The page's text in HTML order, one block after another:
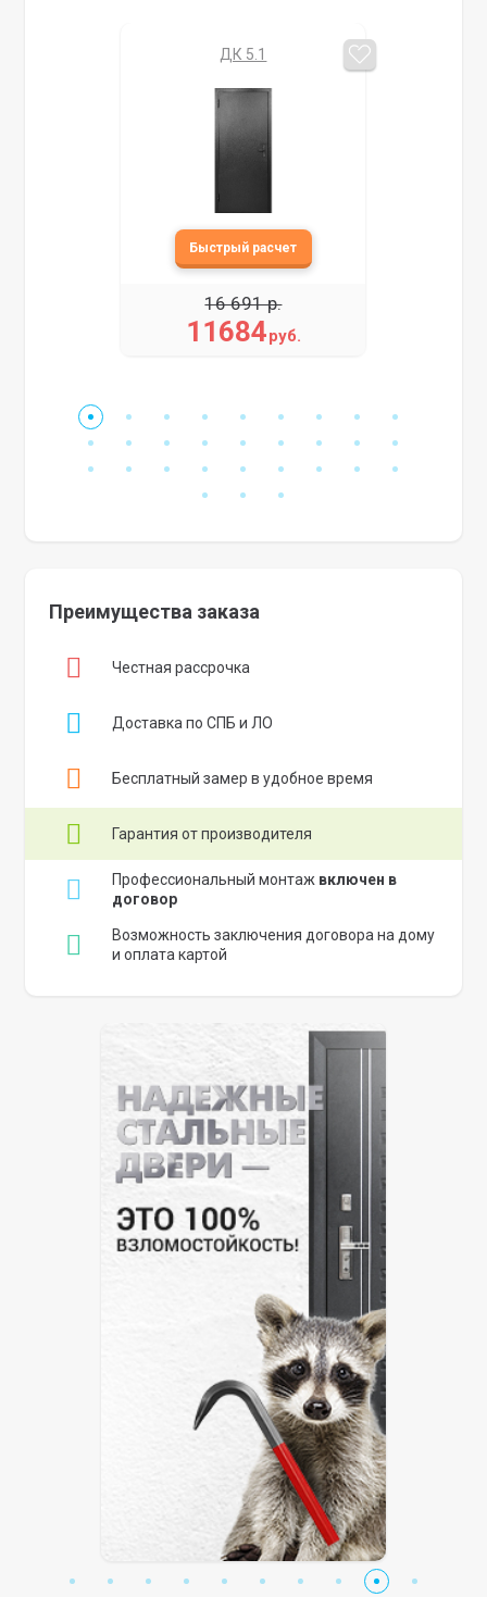
ДК 5.1
11684руб.
16 691 р.
Преимущества заказа
Честная рассрочка
Доставка по СПБ и ЛО
Бесплатный замер в удобное время
Гарантия от производителя
Профессиональный монтаж включен в
договор
Возможность заключения договора на дому
и оплата картой